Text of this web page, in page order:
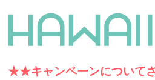
★★キャンペーンについて